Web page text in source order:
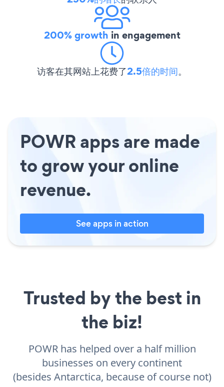
200% growth in engagement
访客在其网站上花费了2.5倍的时间。
POWR apps are made
to grow your online
revenue.
See apps in action
Trusted by the best in
the biz!
POWR has helped over a half million
businesses on every continent
(besides Antarctica, because of course not)